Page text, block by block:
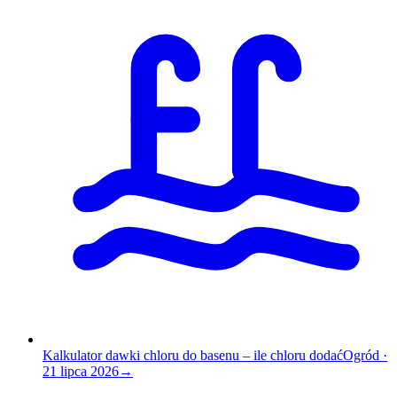
Kalkulator dawki chloru do basenu – ile chloru dodaćOgród ·
21 lipca 2026→